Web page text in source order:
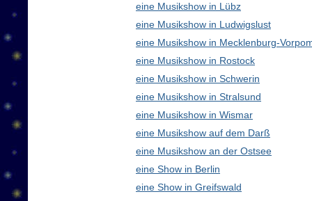
eine Musikshow in Lübz
eine Musikshow in Ludwigslust
eine Musikshow in Mecklenburg-
eine Musikshow in Rostock
eine Musikshow in Schwerin
eine Musikshow in Stralsund
eine Musikshow in Wismar
eine Musikshow auf dem Darß
eine Musikshow an der Ostsee
eine Show in Berlin
eine Show in Greifswald